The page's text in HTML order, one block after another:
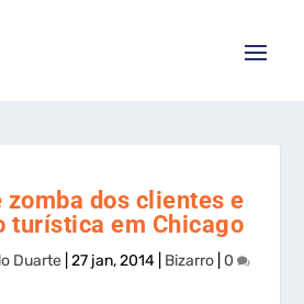
zomba dos clientes e
turística em Chicago
Duarte 27 jan, 2014 Bizarro 0